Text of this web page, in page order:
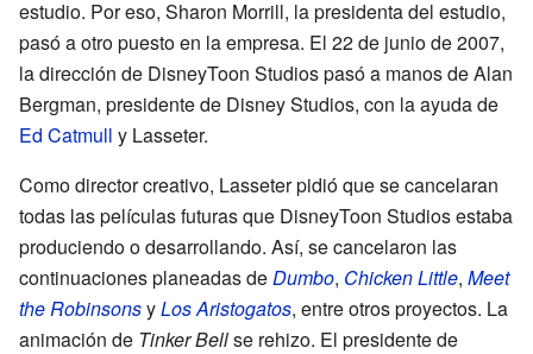
estudio. Por eso, Sharon Morrill, la presidenta del estudio,
pasó a otro puesto en la empresa. El 22 de junio de 2007,
la dirección de DisneyToon Studios pasó a manos de Alan
Bergman, presidente de Disney Studios, con la ayuda de
Ed Catmull y Lasseter.
Como director creativo, Lasseter pidió que se cancelaran
todas las películas futuras que DisneyToon Studios estaba
produciendo o desarrollando. Así, se cancelaron las
continuaciones planeadas deDumbo, Chicken Little, Meet
the RobinsonsyLos Aristogatos, entre otros proyectos. La
animación de Tinker Bellse rehizo. El presidente de